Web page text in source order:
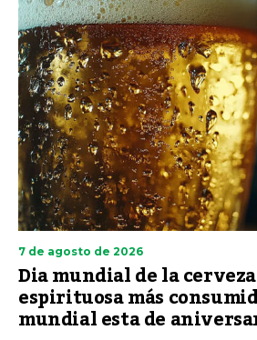
7 de agosto de 2026
Dia mundial de la
espirituosa más
mundial esta de